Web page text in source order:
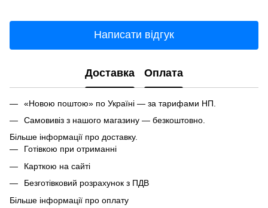
Написати відгук
Доставка Оплата
«Новою поштою» по Україні — за тарифами НП.
Самовивіз з нашого магазину — безкоштовно.
Більше інформації про доставку.
Готівкою при отриманні
Карткою на сайті
Безготівковий розрахунок з ПДВ
Більше інформації про оплату